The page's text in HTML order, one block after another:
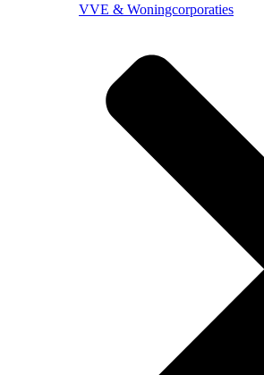
VVE & Woningcorporaties